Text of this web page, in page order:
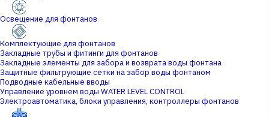
Освещение для фонтанов
Комплектующие для фонтанов
Закладные трубы и фитинги для фонтанов
Закладные элементы для забора и возврата воды фонтана
Защитные фильтрующие сетки на забор воды фонтаном
Подводные кабельные вводы
Управление уровнем воды WATER LEVEL CONTROL
Электроавтоматика, блоки управления, контроллеры фонтанов